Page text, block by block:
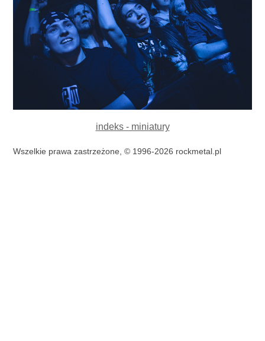
indeks - miniatury
Wszelkie prawa zastrzeżone, © 1996-2026 rockmetal.pl